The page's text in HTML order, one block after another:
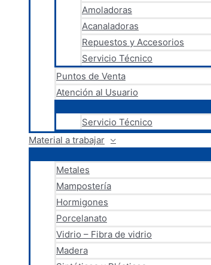
Amoladoras
Acanaladoras
Repuestos y Accesorios
Servicio Técnico
Puntos de Venta
Atención al Usuario
Servicio Técnico
Material a trabajar
Metales
Mampostería
Hormigones
Porcelanato
Vidrio – Fibra de vidrio
Madera